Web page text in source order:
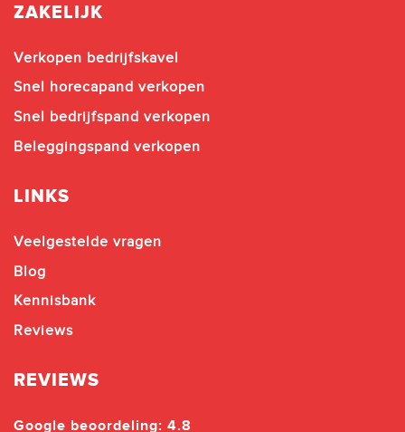
ZAKELIJK
Verkopen bedrijfskavel
Snel horecapand verkopen
Snel bedrijfspand verkopen
Beleggingspand verkopen
LINKS
Veelgestelde vragen
Blog
Kennisbank
Reviews
REVIEWS
Google beoordeling: 4.8